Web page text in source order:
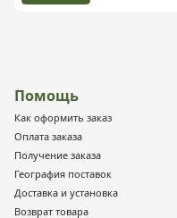
Помощь
Как оформить заказ
Оплата заказа
Получение заказа
География поставок
Доставка и установка
Возврат товара